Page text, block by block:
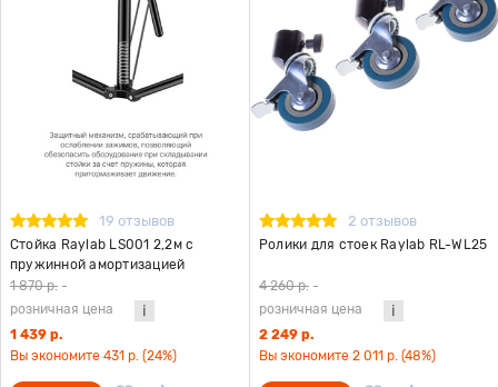
19 отзывов
Стойка Raylab LS001 2,2м с
пружинной амортизацией
1 870 р. -
розничная цена
1 439 р.
Вы экономите 431 р. (24%)
2 отзывов
Ролики для стоек Raylab RL-WL25
4 260 р. -
розничная цена
2 249 р.
Вы экономите 2 011 р. (48%)